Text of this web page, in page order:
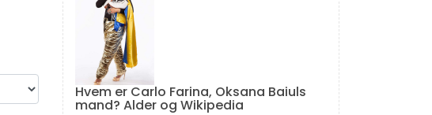
Hvem er Carlo Farina, Oksana Baiuls
mand? Alder og Wikipedia